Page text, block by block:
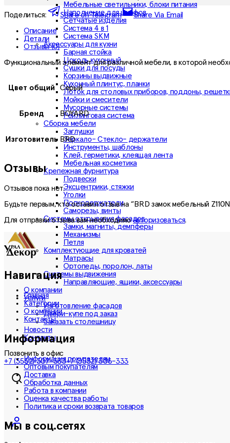
Мебельные светильники, блоки питания
Наполнение для шкафов
Сетчатые изделия
Система 4 в 1
Система SKM
Аксессуары для кухни
Барная стойка
Цоколь кухонный
Сушки для посуды
Корзины выдвижные
Кухонный плинтус, планки
Лоток для столовых приборов, поддоны,
Мойки и смесители
Мусорные системы
Рейлинговая система
Сборка мебели
Заглушки
Зеркало- Стекло- держатели
Инструменты, шаблоны
Клей, герметики, клеящая лента
Мебельная косметика
Крепежная фурнитура
Подвески
Эксцентрики, стяжки
Уголки
Полкодержатели
Саморезы, винты
Системы открывания фасадов
Замки, магниты, демпферы
Механизмы
Петля
Комплектующие для кроватей
Матрасы
Ортопеды, поролон, латы
Системы выдвижения
Направляющие, ящики, аксессуары
О компании
Услуги
Изготовление фасадов
Двери-купе под заказ
Заказать столешницу
Новости
Контакты
Позвонить в офис
+7 (3532) 307-333+7 (3532) 306-333
Поделиться: Share on Telegram
Share Via Email
Описание
Детали
Отзывы (0)
Функциональный элемент для различной мебели, в которой
Цвет общий Серый
Бренд BOYARD
Изготовитель BRD
Отзывы
Отзывов пока нет.
Будьте первым, кто оставил отзыв на “BRD замок мебельный
Для отправки отзыва вам необходимоавторизоваться.
Навигация
Главная
Категории
О компании
Контакты
Информация
Информация покупателям
Оптовым покупателям
Доставка
Обработка данных
Работа в компании
Оценка качества работы
Политика и сроки возврата товаров
Мы в соц.сетях